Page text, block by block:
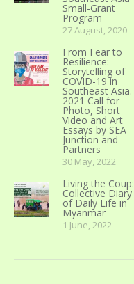
Small-Grant
Program
27 August, 2020
From Fear to
Resilience:
Storytelling of
COVID-19 in
Southeast Asia.
2021 Call for
Photo, Short
Video and Art
Essays by SEA
Junction and
Partners
30 May, 2022
Living the Coup:
Collective Diary
of Daily Life in
Myanmar
1 June, 2022